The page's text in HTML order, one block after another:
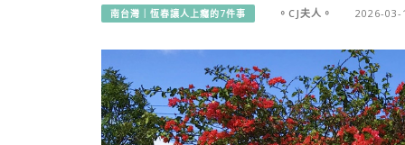
南台灣｜恆春讓人上癮的7件事 。CJ夫人。 2026-03-